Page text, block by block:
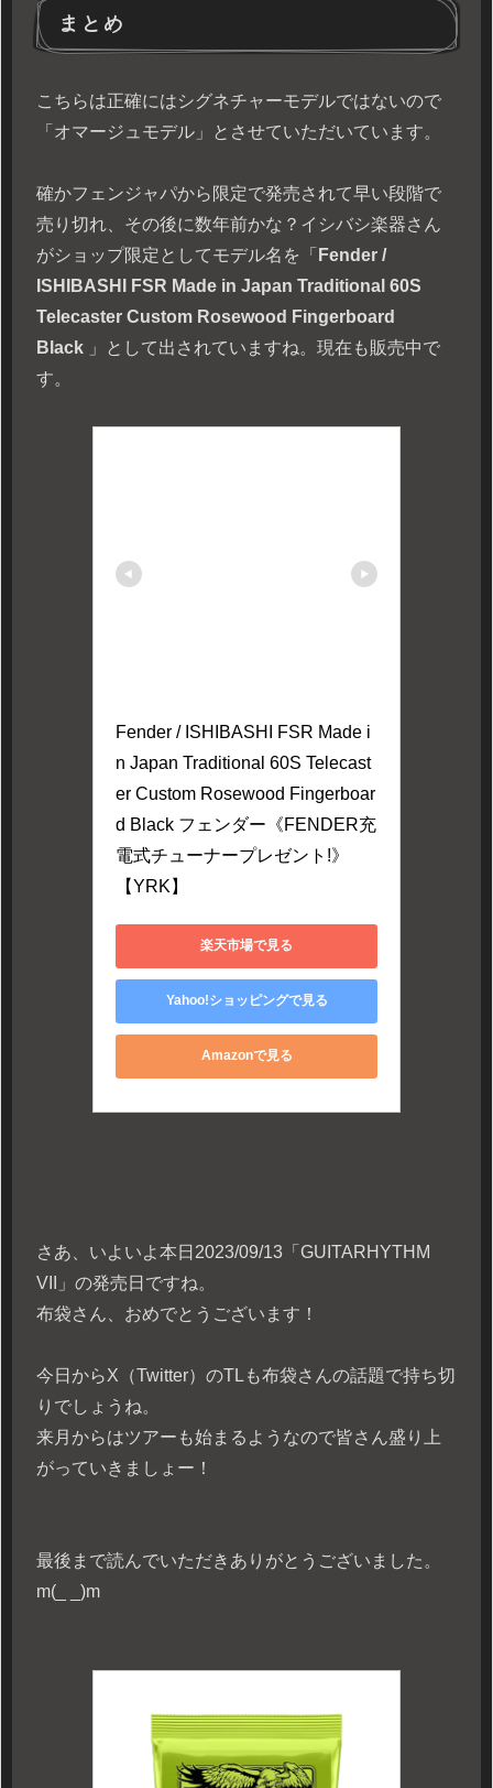
まとめ
こちらは正確にはシグネチャーモデルではないので
「オマージュモデル」とさせていただいています。
確かフェンジャパから限定で発売されて早い段階で
売り切れ、その後に数年前かな？イシバシ楽器さん
がショップ限定としてモデル名を「 Fender /
ISHIBASHI FSR Made in Japan Traditional 60S
Telecaster Custom Rosewood Fingerboard
Black 」として出されていますね。現在も販売中で
す。
Fender / ISHIBASHI FSR Made i
n Japan Traditional 60S Telecast
er Custom Rosewood Fingerboar
d Black フェンダー《FENDER充
電式チューナープレゼント!》
【YRK】
楽天市場で見る
Yahoo!ショッピングで見る
Amazonで見る
さあ、いよいよ本日2023/09/13「GUITARHYTHM
VII」の発売日ですね。
布袋さん、おめでとうございます！
今日からX（Twitter）のTLも布袋さんの話題で持ち切
りでしょうね。
来月からはツアーも始まるようなので皆さん盛り上
がっていきましょー！
最後まで読んでいただきありがとうございました。
m(_ _)m